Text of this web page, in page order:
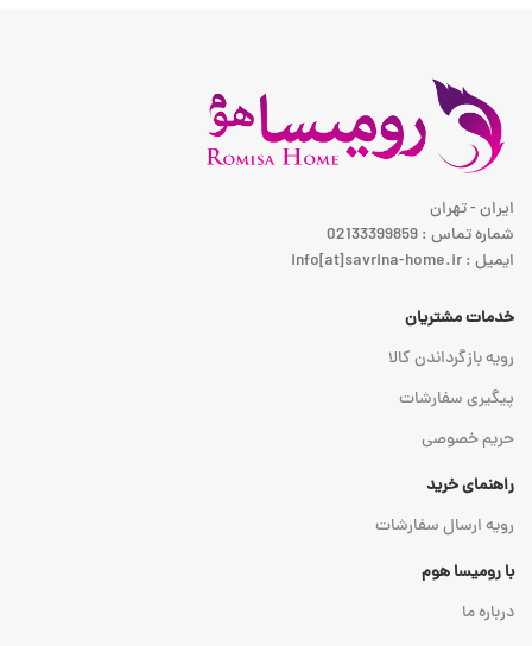
ایران - تهران
شماره تماس : 02133399859
ایمیل : info[at]savrina-home.ir
خدمات مشتریان
رویه بازگرداندن کالا
پیگیری سفارشات
حریم خصوصی
راهنمای خرید
رویه ارسال سفارشات
با رومیسا هوم
درباره ما